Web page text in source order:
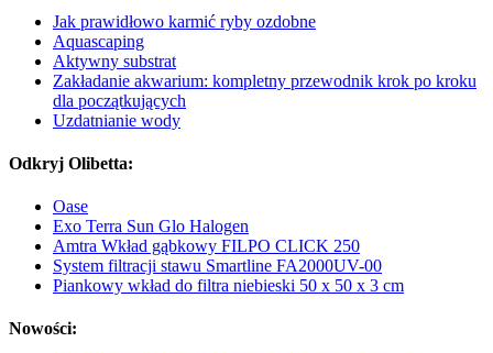
Jak prawidłowo karmić ryby ozdobne
Aquascaping
Aktywny substrat
Zakładanie akwarium: kompletny przewodnik krok po kroku
dla początkujących
Uzdatnianie wody
Odkryj Olibetta:
Oase
Exo Terra Sun Glo Halogen
Amtra Wkład gąbkowy FILPO CLICK 250
System filtracji stawu Smartline FA2000UV-00
Piankowy wkład do filtra niebieski 50 x 50 x 3 cm
Nowości: